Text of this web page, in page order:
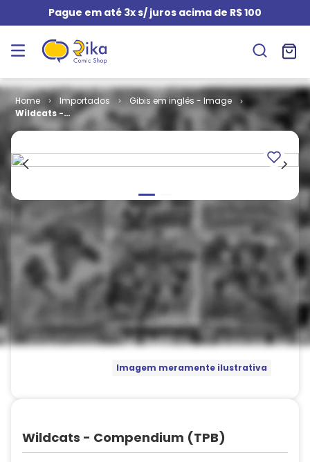
Pague em até 3x s/ juros acima de R$ 100
Importados
Gibis em inglês - Image
Wildcats -
Compendium
Imagem meramente ilustrativa
Wildcats - Compendium (TPB)